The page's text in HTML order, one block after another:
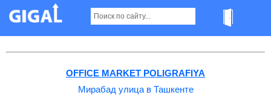
Мирабад улица в Ташкенте
OFFICE MARKET POLIGRAFIYA
Мирабад улица в Ташкенте